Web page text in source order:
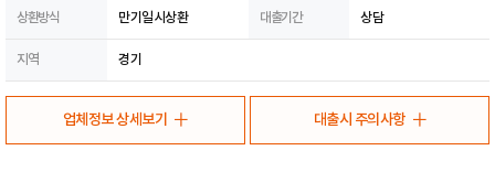
상환방식 만기일시상환 대출기간 상담
지역 경기
업체정보 상세보기 대출시 주의사항